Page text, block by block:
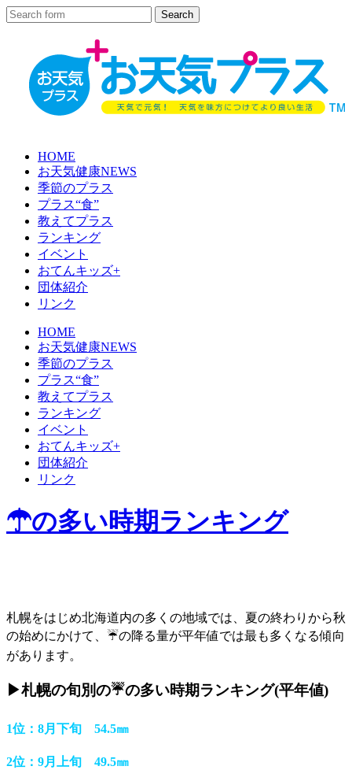
HOME
お天気健康NEWS
季節のプラス
プラス“食”
教えてプラス
ランキング
イベント
おてんキッズ+
団体紹介
リンク
HOME
お天気健康NEWS
季節のプラス
プラス“食”
教えてプラス
ランキング
イベント
おてんキッズ+
団体紹介
リンク
☂の多い時期ランキング
札幌をはじめ北海道内の多くの地域では、夏の終わりから秋
の始めにかけて、☔の降る量が平年値では最も多くなる傾向
があります。
▶札幌の旬別の☔の多い時期ランキング(平年値)
1位：8月下旬 54.5㎜
2位：9月上旬 49.5㎜